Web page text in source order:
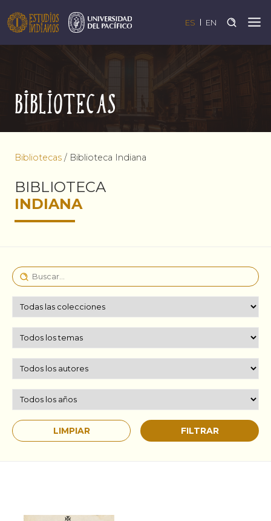
ES EN
Bibliotecas
Bibliotecas / Biblioteca Indiana
BIBLIOTECA
INDIANA